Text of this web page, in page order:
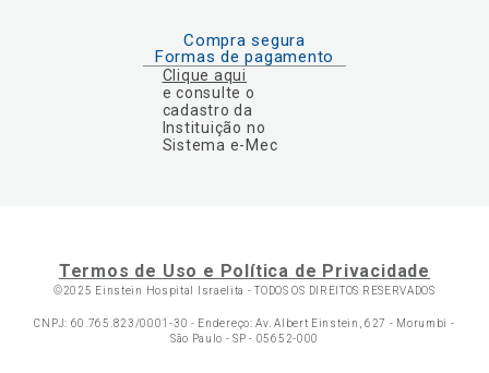
Compra segura
Formas de pagamento
Clique aqui
e consulte o
cadastro da
Instituição no
Sistema e-Mec
Termos de Uso e Política de Privacidade
©2025 Einstein Hospital Israelita -TODOS OS DIREITOS RESERVADOS
CNPJ: 60.765.823/0001-30 - Endereço: Av. Albert Einstein, 627 - Morumbi -
São Paulo - SP - 05652-000